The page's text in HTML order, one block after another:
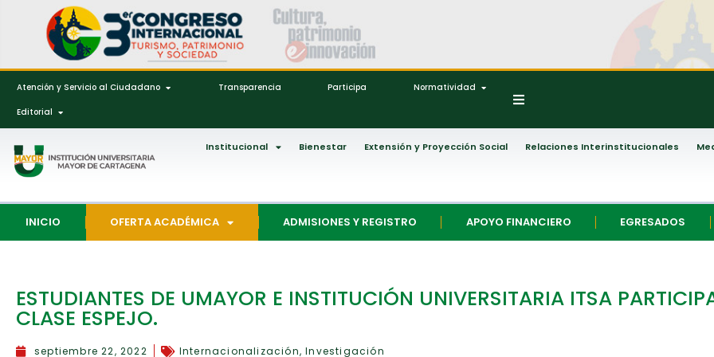
Atención y Servicio al Ciudadano Transparencia Participa Normatividad
Editorial
Institucional Bienestar Extensión y Proyección Social Relaciones Interinstitucionales
INICIO OFERTA ACADÉMICA ADMISIONES Y REGISTRO APOYO FINANCIERO EGRESADOS
ESTUDIANTES DE UMAYOR E INSTITUCIÓN UNIVERSITARIA ITSA
CLASE ESPEJO.
septiembre 22, 2022 Internacionalización,Investigación